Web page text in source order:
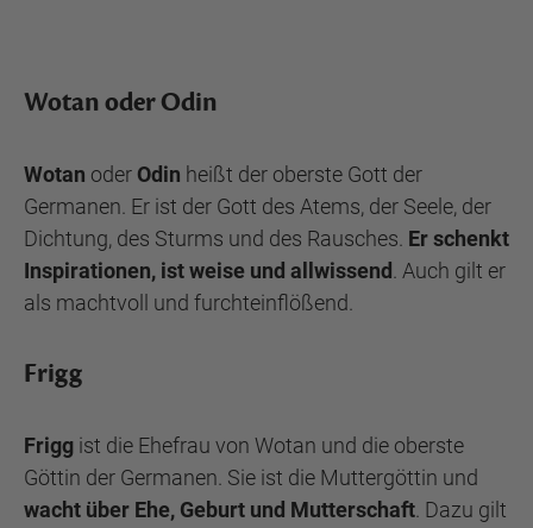
Wotan oder Odin
Wotan oder Odin heißt der oberste Gott der
Germanen. Er ist der Gott des Atems, der Seele, der
Dichtung, des Sturms und des Rausches. Er schenkt
Inspirationen, ist weise und allwissend . Auch gilt er
als machtvoll und furchteinflößend.
Frigg
Frigg ist die Ehefrau von Wotan und die oberste
Göttin der Germanen. Sie ist die Muttergöttin und
wacht über Ehe, Geburt und Mutterschaft . Dazu gilt